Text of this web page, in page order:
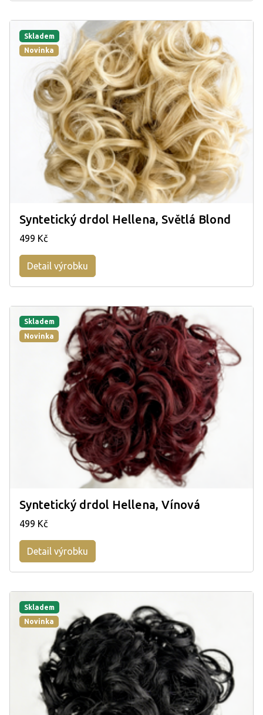
Skladem
Novinka
Syntetický drdol Hellena, Světlá Blond
499 Kč
Detail výrobku
Skladem
Novinka
Syntetický drdol Hellena, Vínová
499 Kč
Detail výrobku
Skladem
Novinka